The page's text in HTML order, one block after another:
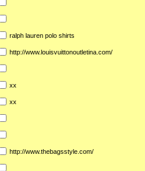
ralph lauren polo shirts
http://www.louisvuittonoutletina.com/
xx
xx
http://www.thebagsstyle.com/